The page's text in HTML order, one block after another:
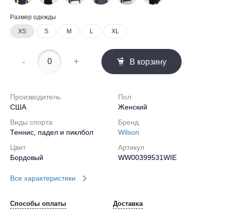
Размер одежды
XS
S M L XL
- + В корзину
Производитель
США
Пол
Женский
Виды спорта
Теннис, падел и пиклбол
Бренд
Wilson
Цвет
Бордовый
Артикул
WW00399531WIE
Все характеристики
Способы оплаты Доставка